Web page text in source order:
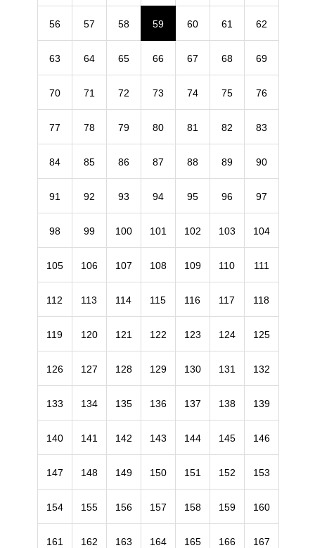
56 57 58 59 60 61 62
63 64 65 66 67 68 69
70 71 72 73 74 75 76
77 78 79 80 81 82 83
84 85 86 87 88 89 90
91 92 93 94 95 96 97
98 99 100 101 102 103 104
105 106 107 108 109 110 111
112 113 114 115 116 117 118
119 120 121 122 123 124 125
126 127 128 129 130 131 132
133 134 135 136 137 138 139
140 141 142 143 144 145 146
147 148 149 150 151 152 153
154 155 156 157 158 159 160
161 162 163 164 165 166 167